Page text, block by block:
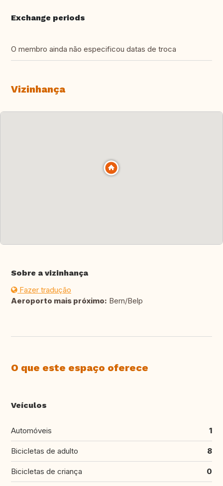
Exchange periods
O membro ainda não especificou datas de troca
Vizinhança
Sobre a vizinhança
Fazer tradução
Aeroporto mais próximo: Bern/Belp
O que este espaço oferece
Veículos
Automóveis 1
Bicicletas de adulto 8
Bicicletas de criança 0